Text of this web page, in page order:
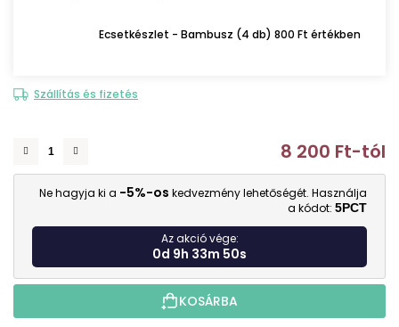
Ecsetkészlet - Bambusz (4 db) 800 Ft értékben
Szállítás és fizetés
8 200 Ft-tól
Ne hagyja ki a -5%-os kedvezmény lehetőségét. Használja
a kódot: 5PCT
Az akció vége:
0d 9h 33m 49s
KOSÁRBA